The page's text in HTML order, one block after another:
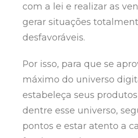
com a lei e realizar as
gerar situações
desfavoráveis.
Por isso, para que se
máximo do universo
estabeleça seus
dentre esse universo,
pontos e estar atento a